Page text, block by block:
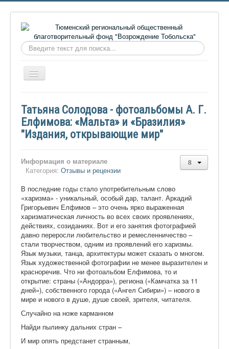
Искать...
Включить/
выключить
О фонде
Онлайн библиотека
Контакты
Сайт проекта Достоевский
Ермаковополе.рф
Татьяна Солодова - фотоальбомы А. Г.
Елфимова: «Мальта» и «Бразилия»
"Издания, открывающие мир"
Информация о материале
Категория: Отзывы и рецензии
В последние годы стало употребительным слово
«харизма» - уникальный, особый дар, талант. Аркадий
Григорьевич Елфимов – это очень ярко выраженная
харизматическая личность во всех своих проявлениях,
действиях, созиданиях. Вот и его занятия фотографией
давно переросли любительство и ремесленничество –
стали творчеством, одним из проявлений его харизмы.
Язык музыки, танца, архитектуры может сказать о многом.
Язык художественной фотографии не менее выразителен и
красноречив. Что ни фотоальбом Елфимова, то и
открытие: страны («Андорра»), региона («Камчатка за 11
дней»), собственного города («Ангел Сибири») – нового в
мире и нового в душе, душе своей, зрителя, читателя.
Случайно на ноже карманном
Найди пылинку дальних стран –
И мир опять предстанет странным,